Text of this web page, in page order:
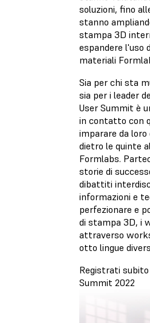
soluzioni, fino
stanno
stampa 3D
espandere l'uso
materiali
Sia per chi sta
sia per i leader
User Summit è
in contatto con
imparare da
dietro le quinte
Formlabs.
storie di
dibattiti
informazioni e
perfezionare e
di stampa 3D, i
attraverso
otto lingue
Registrati
Summit 2022